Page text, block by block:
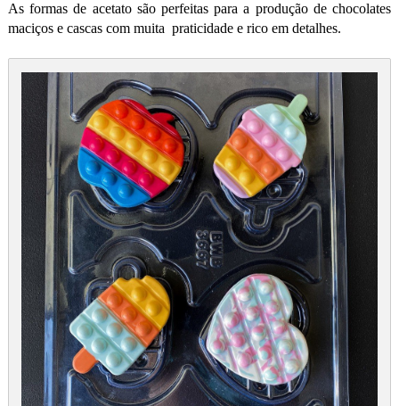
As formas de acetato são perfeitas para a produção de chocolates
maciços e cascas com muita praticidade e rico em detalhes.